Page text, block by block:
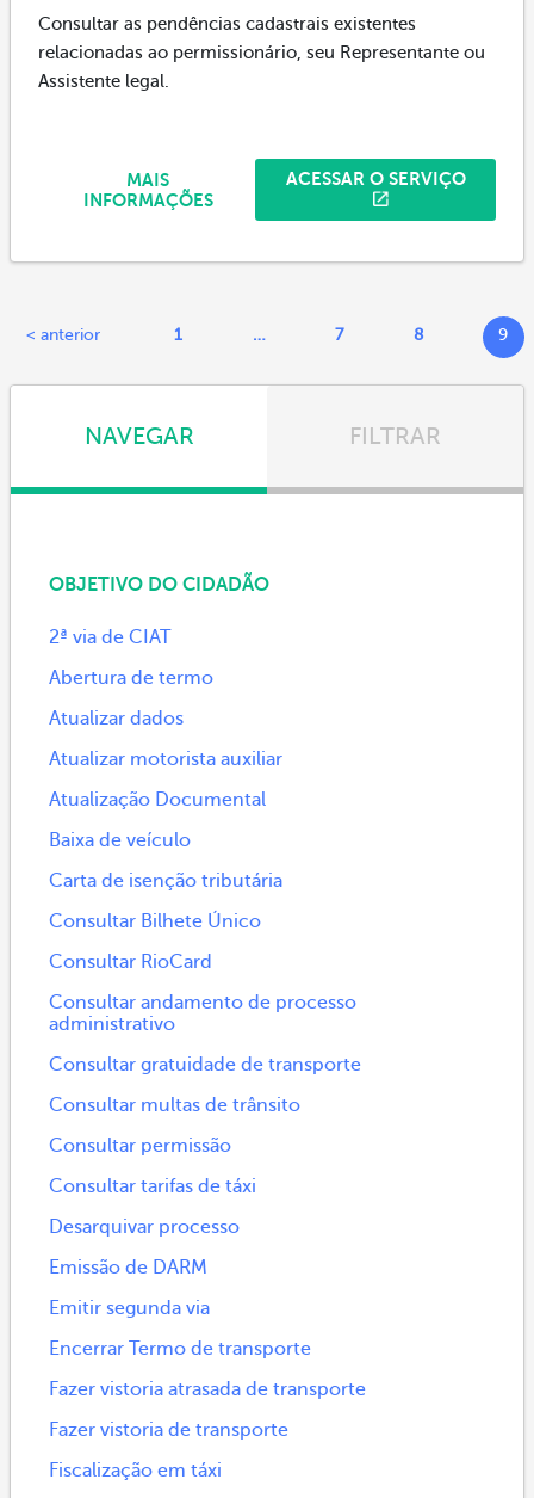
Consultar as pendências cadastrais existentes
relacionadas ao permissionário, seu Representante ou
Assistente legal.
ACESSAR O SERVIÇO
MAIS
INFORMAÇÕES
< anterior 1 … 7 8 9
NAVEGAR FILTRAR
OBJETIVO DO CIDADÃO
2ª via de CIAT
Abertura de termo
Atualizar dados
Atualizar motorista auxiliar
Atualização Documental
Baixa de veículo
Carta de isenção tributária
Consultar Bilhete Único
Consultar RioCard
Consultar andamento de processo
administrativo
Consultar gratuidade de transporte
Consultar multas de trânsito
Consultar permissão
Consultar tarifas de táxi
Desarquivar processo
Emissão de DARM
Emitir segunda via
Encerrar Termo de transporte
Fazer vistoria atrasada de transporte
Fazer vistoria de transporte
Fiscalização em táxi